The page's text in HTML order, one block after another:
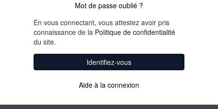
Mot de passe oublié ?
En vous connectant, vous attestez avoir pris
connaissance de la Politique de confidentialité
du site.
Identifiez-vous
Aide à la connexion